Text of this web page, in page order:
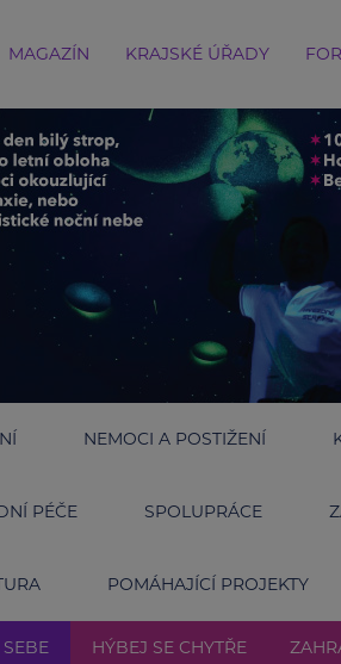
MAGAZÍN KRAJSKÉ ÚŘADY
NEMOCI A POSTIŽENÍ
PÉČE SPOLUPRÁCE
POMÁHAJÍCÍ PROJEKTY
HÝBEJ SE CHYTŘE